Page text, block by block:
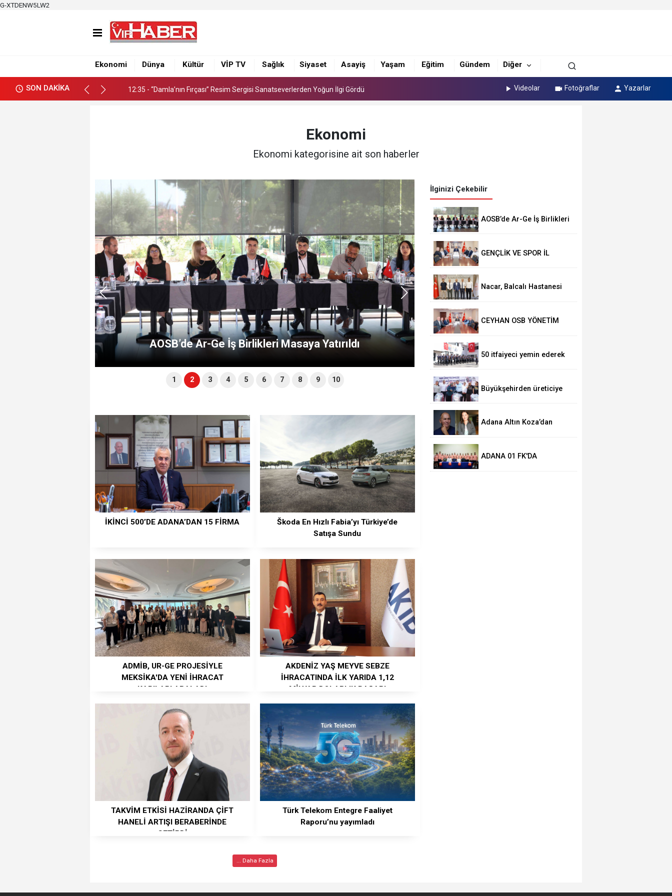
G-XTDENW5LW2
Ekonomi Dünya Kültür VİP TV Sağlık Siyaset Asayiş Yaşam Eğitim Gündem Diğer
SON DAKİKA
12:32 - İncirlikspor U14’te Yeni Sezon Başladı!
12:32 - İncirlikspor U14’te Yeni Sezon Başladı!
12:35 - “Damla’nın Fırçası” Resim Sergisi Sanatseverlerden Yoğun İlgi Gördü Videolar Fotoğraflar Yazarlar
Ekonomi
Ekonomi kategorisine ait son haberler
AOSB’de Ar-Ge İş Birlikleri Masaya Yatırıldı
BAŞKAN KIVANÇ; “ADANA İHRACATI 7
1 2 3 4 5 6 7 8 9 10
İKİNCİ 500’DE ADANA’DAN 15 FİRMA
Škoda En Hızlı Fabia’yı Türkiye’de
Satışa Sundu
ADMİB, UR-GE PROJESİYLE
MEKSİKA'DA YENİ İHRACAT
KAPILARI ARALADI
AKDENİZ YAŞ MEYVE SEBZE
İHRACATINDA İLK YARIDA 1,12
MİLYAR DOLARLIK BAŞARI
TAKVİM ETKİSİ HAZİRANDA ÇİFT
HANELİ ARTIŞI BERABERİNDE
GETİRDİ
Türk Telekom Entegre Faaliyet
Raporu’nu yayımladı
... Daha Fazla
İlginizi Çekebilir
AOSB’de Ar-Ge İş Birlikleri
GENÇLİK VE SPOR İL
BAŞKANLIĞINDA
Nacar, Balcalı Hastanesi
CEYHAN OSB YÖNETİM
GERÇEKLEŞTİRİLDİ
50 itfaiyeci yemin ederek
Büyükşehirden üreticiye
Adana Altın Koza’dan
Perçin’e Onur Ödülü
ADANA 01 FK'DA
EDİYOR